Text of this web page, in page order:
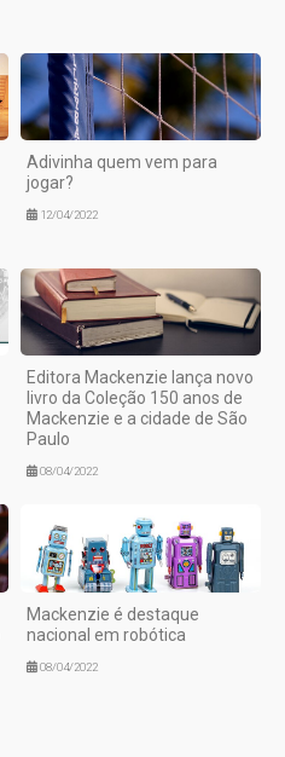
Adivinha quem vem para
jogar?
12/04/2022
Editora Mackenzie lança novo
livro da Coleção 150 anos de
Mackenzie e a cidade de São
Paulo
08/04/2022
Mackenzie é destaque
nacional em robótica
08/04/2022